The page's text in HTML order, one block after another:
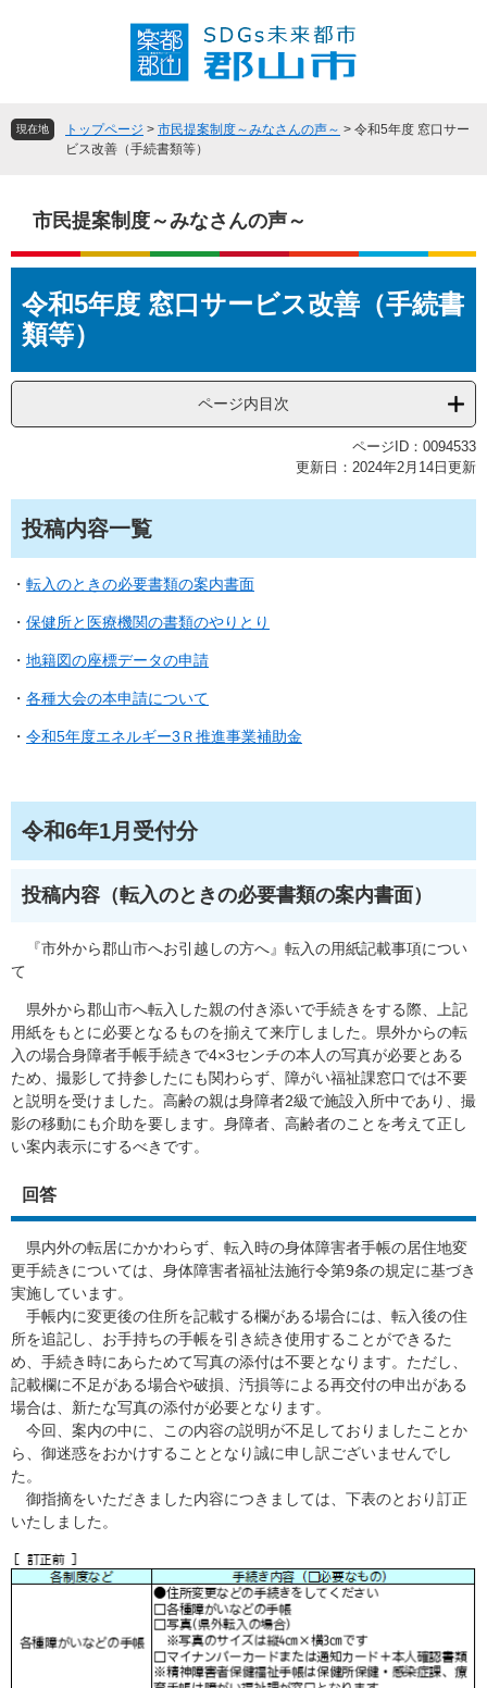
頭
飛
へ
現在地 トップページ > 市民提案制度～みなさんの声～ > 令和5年度 窓口サー
ビス改善（手続書類等）
市民提案制度～みなさんの声～
文令和5年度 窓口サービス改善（手続書
類等）
ページ内目次
ページID：0094533
更新日：2024年2月14日更新
投稿内容一覧
・ 転入のときの必要書類の案内書面
・ 保健所と医療機関の書類のやりとり
・ 地籍図の座標データの申請
・ 各種大会の本申請について
・ 令和5年度エネルギー3Ｒ推進事業補助金
令和6年1月受付分
投稿内容（転入のときの必要書類の案内書面）
『市外から郡山市へお引越しの方へ』転入の用紙記載事項につい
て
県外から郡山市へ転入した親の付き添いで手続きをする際、上記
用紙をもとに必要となるものを揃えて来庁しました。県外からの転
入の場合身障者手帳手続きで4×3センチの本人の写真が必要とある
ため、撮影して持参したにも関わらず、障がい福祉課窓口では不要
と説明を受けました。高齢の親は身障者2級で施設入所中であり、撮
影の移動にも介助を要します。身障者、高齢者のことを考えて正し
い案内表示にするべきです。
回答
県内外の転居にかかわらず、転入時の身体障害者手帳の居住地変
更手続きについては、身体障害者福祉法施行令第9条の規定に基づき
実施しています。
手帳内に変更後の住所を記載する欄がある場合には、転入後の住
所を追記し、お手持ちの手帳を引き続き使用することができるた
め、手続き時にあらためて写真の添付は不要となります。ただし、
記載欄に不足がある場合や破損、汚損等による再交付の申出がある
場合は、新たな写真の添付が必要となります。
今回、案内の中に、この内容の説明が不足しておりましたことか
ら、御迷惑をおかけすることとなり誠に申し訳ございませんでし
た。
御指摘をいただきました内容につきましては、下表のとおり訂正
いたしました。